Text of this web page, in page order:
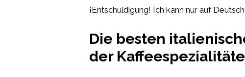
¡Entschuldigung! Ich kann nur auf
Die besten
der